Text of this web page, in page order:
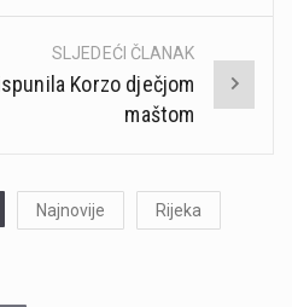
SLJEDEĆI ČLANAK
Korzo dječjom
maštom
Najnovije Rijeka